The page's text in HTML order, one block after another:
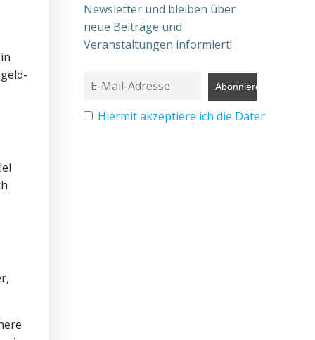
Newsletter und bleiben über
neue Beiträge und
Veranstaltungen informiert!
Hiermit akzeptiere ich die